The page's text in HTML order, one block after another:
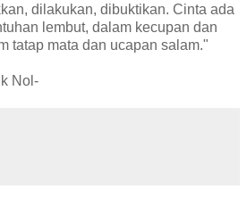
dilakukan, dibuktikan. Cinta ada
lembut, dalam kecupan dan
tatap mata dan ucapan salam."
Nol-